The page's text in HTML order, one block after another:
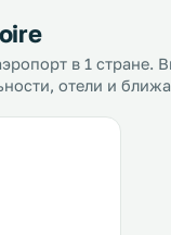
в 1 стране.
отели и